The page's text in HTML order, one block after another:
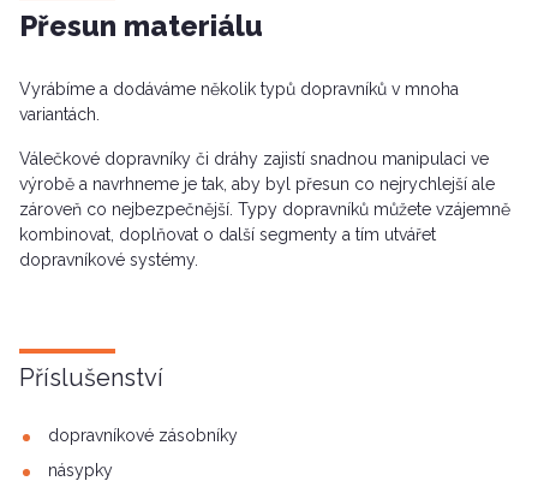
Přesun materiálu
Vyrábíme a dodáváme několik typů dopravníků v mnoha
variantách.
Válečkové dopravníky či dráhy zajistí snadnou manipulaci ve
výrobě a navrhneme je tak, aby byl přesun co nejrychlejší ale
zároveň co nejbezpečnější. Typy dopravníků můžete vzájemně
kombinovat, doplňovat o další segmenty a tím utvářet
dopravníkové systémy.
Příslušenství
dopravníkové zásobníky
násypky